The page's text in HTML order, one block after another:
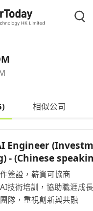
相似公司
Engineer
- (Chinese
簽證，薪資可協商
技術培訓，協助職涯成長
隊，重視創新與共融